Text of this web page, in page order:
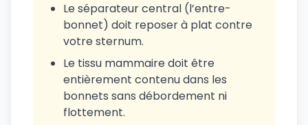
Le séparateur central (l’entre-
bonnet) doit reposer à plat contre
votre sternum.
Le tissu mammaire doit être
entièrement contenu dans les
bonnets sans débordement ni
flottement.